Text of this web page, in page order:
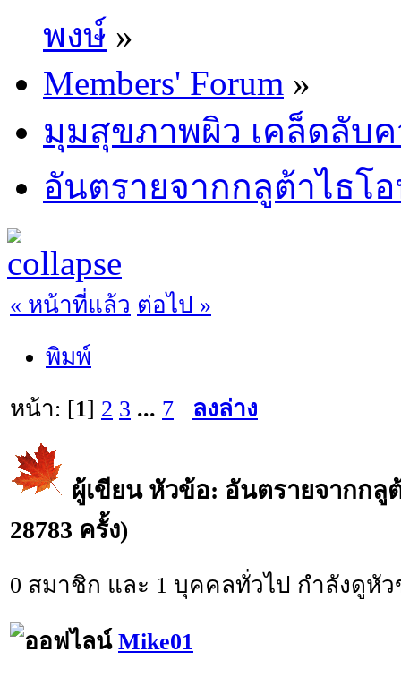
พงษ์ »
Members' Forum »
มุมสุขภาพผิว เคล็ดลับ
อันตรายจากกลูต้าไธโ
« หน้าที่แล้ว ต่อไป »
พิมพ์
หน้า: [1] 2 3 ... 7 ลงล่าง
ผู้เขียนหัวข้อ: อันตรายจากกลู
28783 ครั้ง)
0 สมาชิก และ 1 บุคคลทั่วไป กำลังดูหั
Mike01